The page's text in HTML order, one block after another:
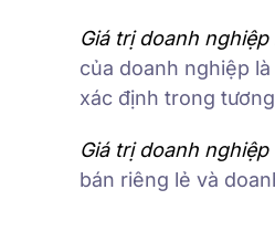
Giá trị doanh
của doanh nghiệp
xác định trong
Giá trị doanh
bán riêng lẻ và